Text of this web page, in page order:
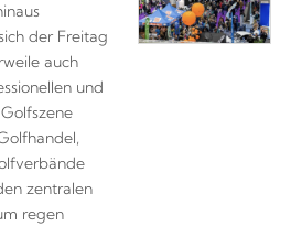
der Freitag
auch
und
zentralen
regen